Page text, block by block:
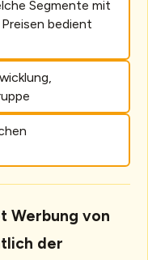
Segmente mit
bedient
Werbung von
der